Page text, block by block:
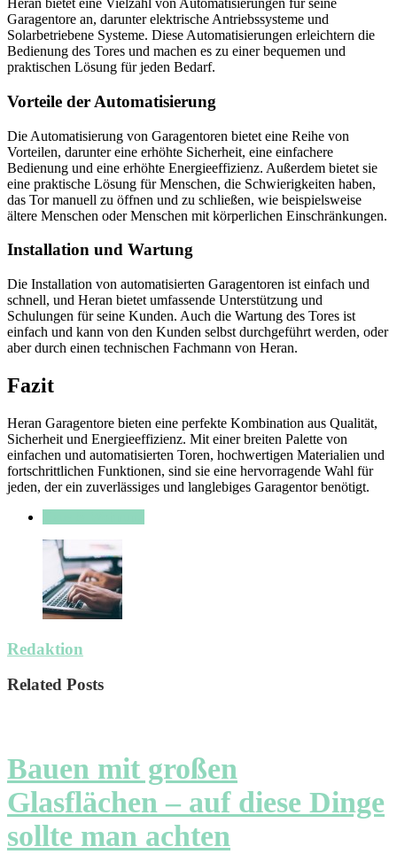
Heran bietet eine Vielzahl von Automatisierungen für seine
Garagentore an, darunter elektrische Antriebssysteme und
Solarbetriebene Systeme. Diese Automatisierungen erleichtern die
Bedienung des Tores und machen es zu einer bequemen und
praktischen Lösung für jeden Bedarf.
Vorteile der Automatisierung
Die Automatisierung von Garagentoren bietet eine Reihe von
Vorteilen, darunter eine erhöhte Sicherheit, eine einfachere
Bedienung und eine erhöhte Energieeffizienz. Außerdem bietet sie
eine praktische Lösung für Menschen, die Schwierigkeiten haben,
das Tor manuell zu öffnen und zu schließen, wie beispielsweise
ältere Menschen oder Menschen mit körperlichen Einschränkungen.
Installation und Wartung
Die Installation von automatisierten Garagentoren ist einfach und
schnell, und Heran bietet umfassende Unterstützung und
Schulungen für seine Kunden. Auch die Wartung des Tores ist
einfach und kann von den Kunden selbst durchgeführt werden, oder
aber durch einen technischen Fachmann von Heran.
Fazit
Heran Garagentore bieten eine perfekte Kombination aus Qualität,
Sicherheit und Energieeffizienz. Mit einer breiten Palette von
einfachen und automatisierten Toren, hochwertigen Materialien und
fortschrittlichen Funktionen, sind sie eine hervorragende Wahl für
jeden, der ein zuverlässiges und langlebiges Garagentor benötigt.
Redaktion
Related Posts
Bauen mit großen
Glasflächen – auf diese Dinge
sollte man achten